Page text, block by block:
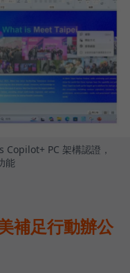
PC 架構認證，
能
補足行動辦公